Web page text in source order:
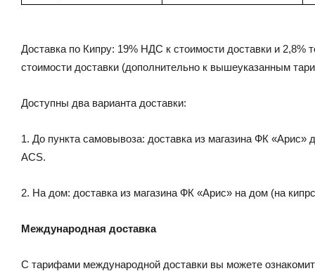
Доставка по Кипру: 19% НДС к стоимости доставки и 2,8%
стоимости доставки (дополнительно к вышеуказанным
Доступны два варианта доставки:
1. До пункта самовывоза: доставка из магазина ФК «Арис»
ACS.
2. На дом: доставка из магазина ФК «Арис» на дом (на
Международная доставка
С тарифами международной доставки вы можете